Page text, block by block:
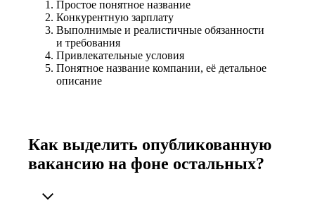
Простое понятное название
Конкурентную зарплату
Выполнимые и реалистичные обязанности
и требования
Привлекательные условия
Понятное название компании, её детальное
описание
Как выделить опубликованную
вакансию на фоне остальных?